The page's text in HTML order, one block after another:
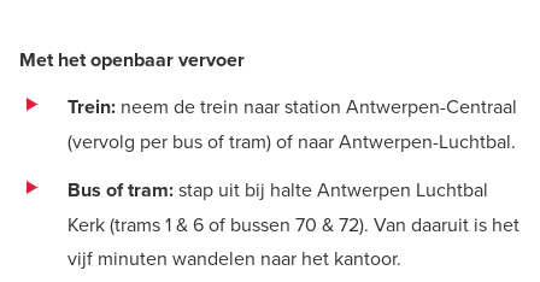
Met het openbaar vervoer
Trein: neem de trein naar station Antwerpen-Centraal
(vervolg per bus of tram) of naar Antwerpen-Luchtbal.
Bus of tram:stap uit bij halte Antwerpen Luchtbal
Kerk (trams 1 & 6 of bussen 70 & 72). Van daaruit is het
vijf minuten wandelen naar het kantoor.